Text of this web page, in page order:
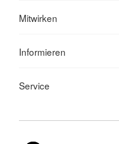
Mitwirken
Informieren
Service
Sprache wechseln zu